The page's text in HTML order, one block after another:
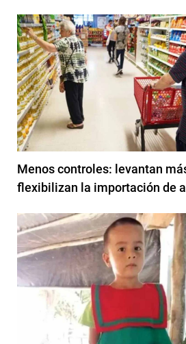
Menos controles: levantan
flexibilizan la importación de